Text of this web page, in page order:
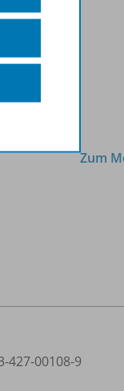
Zum
427-00108-9